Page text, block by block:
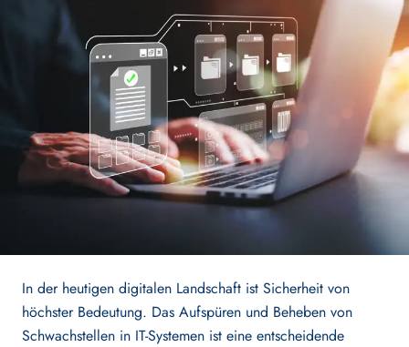
In der heutigen digitalen Landschaft ist Sicherheit von
höchster Bedeutung. Das Aufspüren und Beheben von
Schwachstellen in IT-Systemen ist eine entscheidende
Secure Engineering
Information Security
Security Testing
SOLUTIONS
NIS(2)